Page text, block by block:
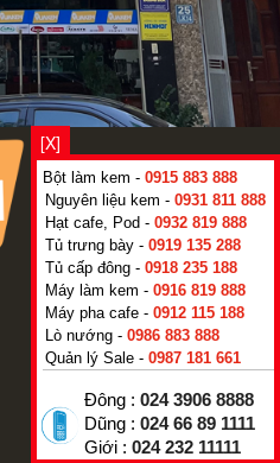
[X]
Bột làm kem - 0915 883 888
Nguyên liệu kem - 0931 811 888
Hạt cafe, Pod - 0932 819 888
Tủ trưng bày - 0919 135 288
Tủ cấp đông - 0918 235 188
Máy làm kem - 0916 819 888
Máy pha cafe - 0912 115 188
Lò nướng - 0986 883 888
Quản lý Sale - 0987 181 661
Đông : 024 3906 8888
Dũng : 024 66 89 1111
Giới : 024 232 11111